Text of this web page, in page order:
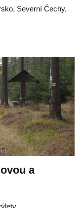
, Severní Čechy,
a